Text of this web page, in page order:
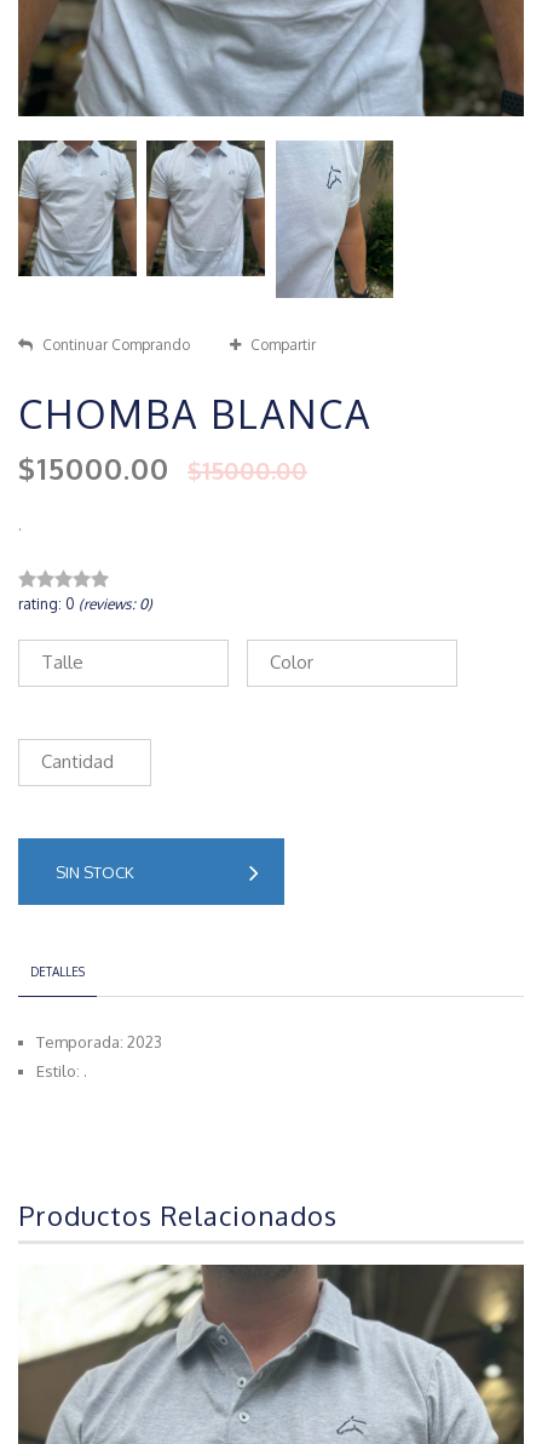
Continuar Comprando Compartir
CHOMBA BLANCA
$15000.00 $15000.00
.
rating: 0 (reviews: 0)
Talle Color
Cantidad
SIN STOCK
DETALLES
Temporada: 2023
Estilo: .
Productos Relacionados